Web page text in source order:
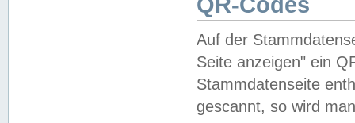
Auf der
Seite anzeigen" ein
Stammdatenseite
gescannt, so wird